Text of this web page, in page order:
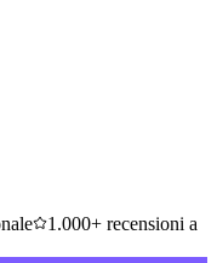
1.000+ recensioni a